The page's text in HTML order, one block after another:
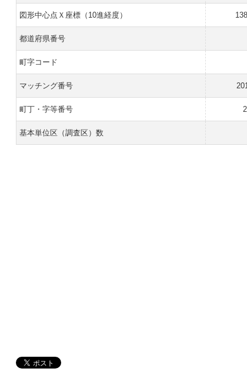
図形中心点Ｘ座標（10進経度）
都道府県番号
町字コード
マッチング番号
町丁・字等番号
基本単位区（調査区）数